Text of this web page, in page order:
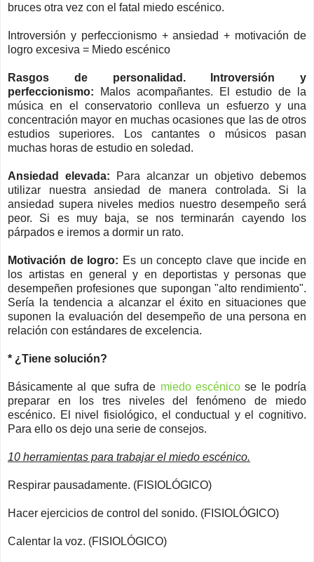
bruces otra vez con el fatal miedo escénico.
Introversión y perfeccionismo + ansiedad + motivación de
logro excesiva = Miedo escénico
Rasgos de personalidad. Introversión y
perfeccionismo:
Malos acompañantes. El estudio de la
música en el conservatorio conlleva un esfuerzo y una
concentración mayor en muchas ocasiones que las de otros
estudios superiores. Los cantantes o músicos pasan
muchas horas de estudio en soledad.
Ansiedad elevada:
Para alcanzar un objetivo debemos
utilizar nuestra ansiedad de manera controlada. Si la
ansiedad supera niveles medios nuestro desempeño será
peor. Si es muy baja, se nos terminarán cayendo los
párpados e iremos a dormir un rato.
Motivación de logro: Es un concepto clave que incide en
los artistas en general y en deportistas y personas que
desempeñen profesiones que supongan "alto rendimiento".
Sería la tendencia a alcanzar el éxito en situaciones que
suponen la evaluación del desempeño de una persona en
relación con estándares de excelencia.
* ¿Tiene solución?
Básicamente al que sufra de miedo escénico se le podría
preparar en los tres niveles del fenómeno de miedo
escénico. El nivel fisiológico, el conductual y el cognitivo.
Para ello os dejo una serie de consejos.
10 herramientas para trabajar el miedo escénico.
Respirar pausadamente. (FISIOLÓGICO)
Hacer ejercicios de control del sonido. (FISIOLÓGICO)
Calentar la voz. (FISIOLÓGICO)